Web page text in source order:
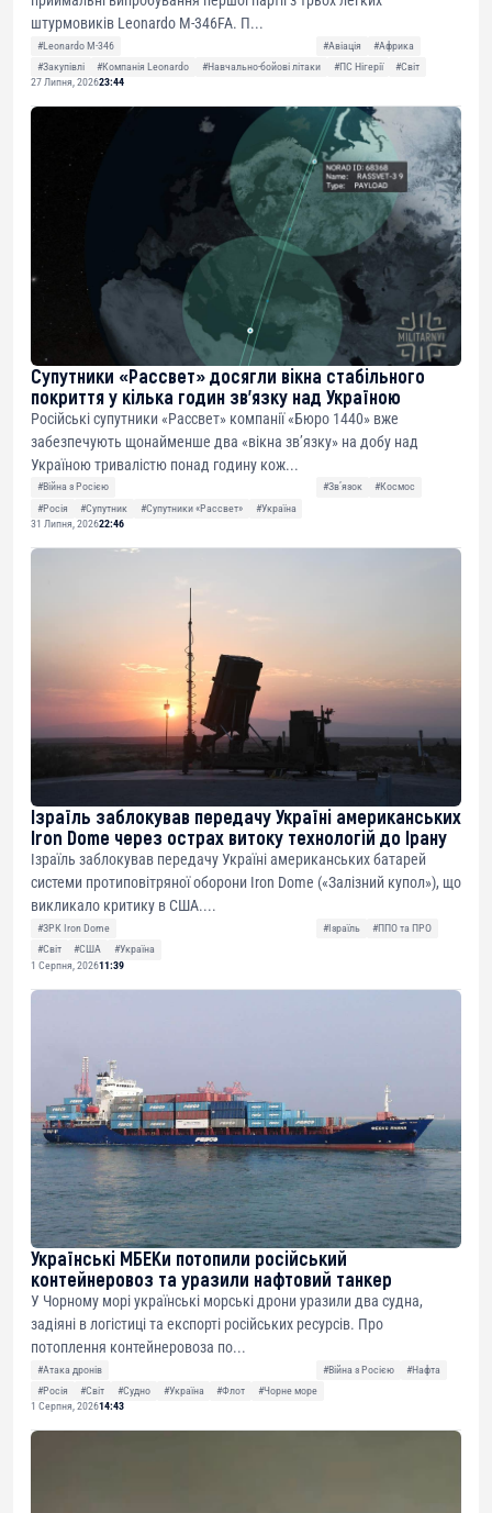
штурмовиків Leonardo M-346FA. П...
#Leonardo M-346 #Авіація
#Африка
#Закупівлі
#Компанія Leonardo #Навчально-бойові літаки #ПС Нігерії
#Світ
27 Липня, 202623:44
Супутники «Рассвет» досягли вікна стабільного
покриття у кілька годин зв’язку над Україною
Російські супутники «Рассвет» компанії «Бюро 1440» вже
забезпечують щонайменше два «вікна зв’язку» на добу над
Україною тривалістю понад годину кож...
#Війна з Росією #Звʼязок
#Космос
#Росія
#Супутник #Супутники «Рассвет»
#Україна
31 Липня, 202622:46
Ізраїль заблокував передачу Україні американських
Iron Dome через острах витоку технологій до Ірану
Ізраїль заблокував передачу Україні американських батарей
системи протиповітряної оборони Iron Dome («Залізний купол»), що
викликало критику в США....
#ЗРК Iron Dome #Ізраїль
#ППО та ПРО
#Світ
#США
#Україна
1 Серпня, 202611:39
Українські МБЕКи потопили російський
контейнеровоз та уразили нафтовий танкер
У Чорному морі українські морські дрони уразили два судна,
задіяні в логістиці та експорті російських ресурсів. Про
потоплення контейнеровоза по...
#Атака дронів #Війна з Росією
#Нафта
#Росія
#Світ #Судно #Україна #Флот
#Чорне море
1 Серпня, 202614:43